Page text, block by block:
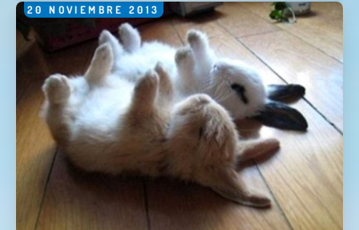
20 NOVIEMBRE 2013